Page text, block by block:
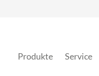
Produkte Service